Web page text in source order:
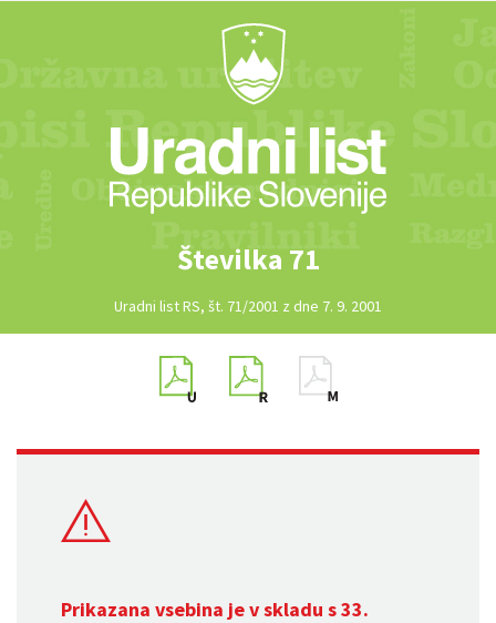
Številka 71
Uradni list RS, št. 71/2001 z dne 7. 9. 2001
Prikazana vsebina je v skladu s 33.